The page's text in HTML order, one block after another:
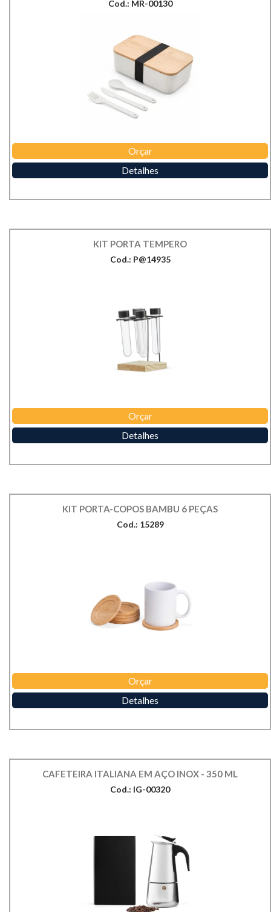
Cod.: MR-00130
Orçar
Detalhes
KIT PORTA TEMPERO
Cod.: P@14935
Orçar
Detalhes
KIT PORTA-COPOS BAMBU 6 PEÇAS
Cod.: 15289
Orçar
Detalhes
CAFETEIRA ITALIANA EM AÇO INOX - 350 ML
Cod.: IG-00320